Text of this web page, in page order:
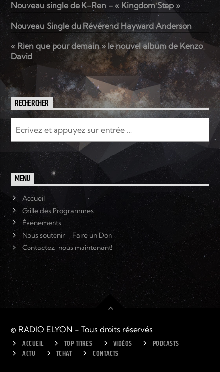
Nouveau single de K-Ren – « Kingdom Step »
Nouveau Single du Révérend Hayward Anderson
« Rien que pour demain » le nouvel album de Kenzo
David
RECHERCHER
MENU
Accueil
Grille des Programmes
Événements
Nous soutenir – Faire un Don
Contactez-nous maintenant!
© RADIO ELYON - Tous droits réservés
ACCUEIL TOP TITRES VIDÉOS
PODCASTS
ACTU
TCHAT CONTACTS